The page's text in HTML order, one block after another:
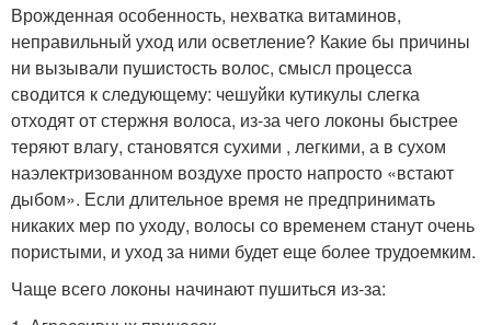
Врожденная особенность, нехватка витаминов,
неправильный уход или осветление? Какие бы причины
ни вызывали пушистость волос, смысл процесса
сводится к следующему: чешуйки кутикулы слегка
отходят от стержня волоса, из-за чего локоны быстрее
теряют влагу, становятся сухими , легкими, а в сухом
наэлектризованном воздухе просто напросто «встают
дыбом». Если длительное время не предпринимать
никаких мер по уходу, волосы со временем станут очень
пористыми, и уход за ними будет еще более трудоемким.
Чаще всего локоны начинают пушиться из-за: